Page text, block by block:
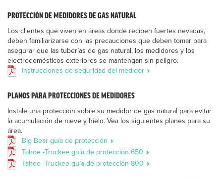
PROTECCIÓN DE MEDIDORES DE GAS NATURAL
Los clientes que viven en áreas donde reciben fuertes nevadas,
deben familiarizarse con las precauciones que deben tomar para
asegurar que las tuberías de gas natural, los medidores y los
electrodomésticos exteriores se mantengan sin peligro.
Instrucciones de seguridad del medidor
PLANOS PARA PROTECCIONES DE MEDIDORES
Instale una protección sobre su medidor de gas natural para evitar
la acumulación de nieve y hielo. Vea los siguientes planes para su
área.
Big Bear guía de protección
Tahoe -Truckee guía de protección 650
Tahoe -Truckee guía de protección 800